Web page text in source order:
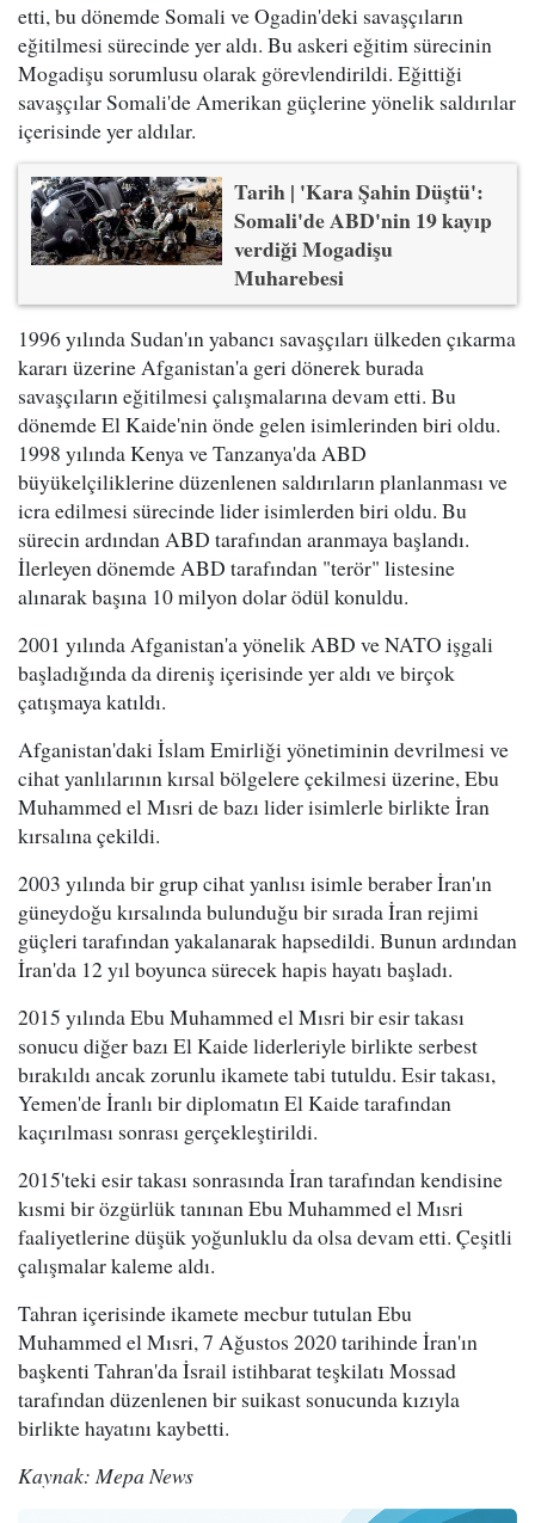
etti, bu dönemde Somali ve Ogadin'deki savaşçıların
eğitilmesi sürecinde yer aldı. Bu askeri eğitim sürecinin
Mogadişu sorumlusu olarak görevlendirildi. Eğittiği
savaşçılar Somali'de Amerikan güçlerine yönelik saldırılar
içerisinde yer aldılar.
Tarih | 'Kara Şahin Düştü':
Somali'de ABD'nin 19 kayıp
verdiği Mogadişu
Muharebesi
1996 yılında Sudan'ın yabancı savaşçıları ülkeden çıkarma
kararı üzerine Afganistan'a geri dönerek burada
savaşçıların eğitilmesi çalışmalarına devam etti. Bu
dönemde El Kaide'nin önde gelen isimlerinden biri oldu.
1998 yılında Kenya ve Tanzanya'da ABD
büyükelçiliklerine düzenlenen saldırıların planlanması ve
icra edilmesi sürecinde lider isimlerden biri oldu. Bu
sürecin ardından ABD tarafından aranmaya başlandı.
İlerleyen dönemde ABD tarafından "terör" listesine
alınarak başına 10 milyon dolar ödül konuldu.
2001 yılında Afganistan'a yönelik ABD ve NATO işgali
başladığında da direniş içerisinde yer aldı ve birçok
çatışmaya katıldı.
Afganistan'daki İslam Emirliği yönetiminin devrilmesi ve
cihat yanlılarının kırsal bölgelere çekilmesi üzerine, Ebu
Muhammed el Mısri de bazı lider isimlerle birlikte İran
kırsalına çekildi.
2003 yılında bir grup cihat yanlısı isimle beraber İran'ın
güneydoğu kırsalında bulunduğu bir sırada İran rejimi
güçleri tarafından yakalanarak hapsedildi. Bunun ardından
İran'da 12 yıl boyunca sürecek hapis hayatı başladı.
2015 yılında Ebu Muhammed el Mısri bir esir takası
sonucu diğer bazı El Kaide liderleriyle birlikte serbest
bırakıldı ancak zorunlu ikamete tabi tutuldu. Esir takası,
Yemen'de İranlı bir diplomatın El Kaide tarafından
kaçırılması sonrası gerçekleştirildi.
2015'teki esir takası sonrasında İran tarafından kendisine
kısmi bir özgürlük tanınan Ebu Muhammed el Mısri
faaliyetlerine düşük yoğunluklu da olsa devam etti. Çeşitli
çalışmalar kaleme aldı.
Tahran içerisinde ikamete mecbur tutulan Ebu
Muhammed el Mısri, 7 Ağustos 2020 tarihinde İran'ın
başkenti Tahran'da İsrail istihbarat teşkilatı Mossad
tarafından düzenlenen bir suikast sonucunda kızıyla
birlikte hayatını kaybetti.
Kaynak: Mepa News